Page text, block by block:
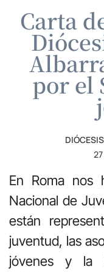
Carta
por el
En Roma nos
Nacional de
están
juventud, las
jóvenes y la